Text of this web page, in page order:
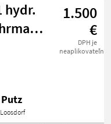
hydr.
1.500
€
DPH je
neaplikovateľné